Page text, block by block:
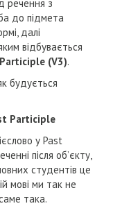
речення з
до підмета
далі
відбувається
(V3).
будується
Participle
у Past
після обʼєкту,
студентів це
мові ми так не
така.